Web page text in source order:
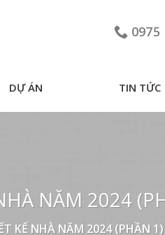
0975
DỰ ÁN TIN TỨC
NĂM 2024
KẾ NHÀ NĂM 2024 (PHẦN 1)